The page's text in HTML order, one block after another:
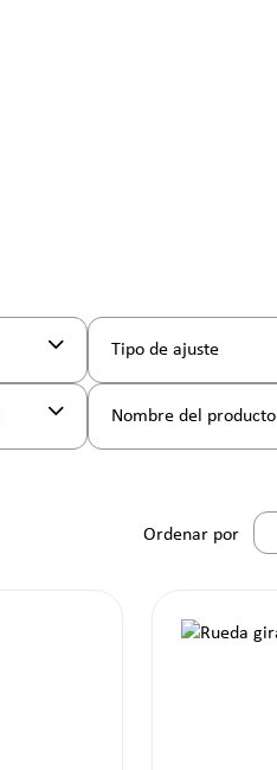
Tipo de ajuste
Nombre del producto
Ordenar por